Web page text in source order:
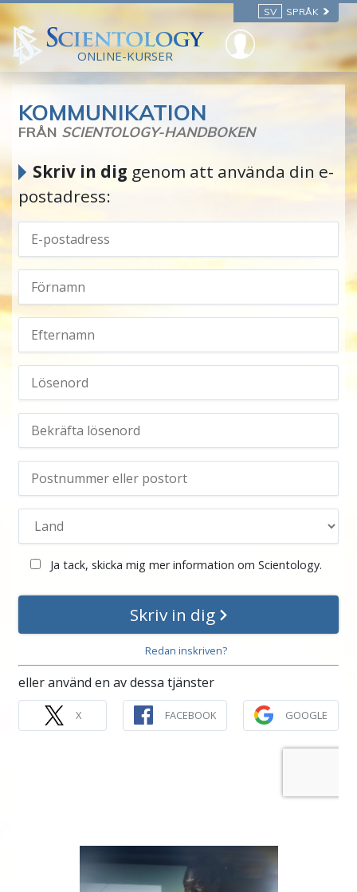
SV SPRÅK
ONLINE-KURSER
KOMMUNIKATION
FRÅN SCIENTOLOGY-HANDBOKEN
Skriv in dig genom att använda din e-
postadress:
Ja tack, skicka mig mer information om Scientology.
Skriv in dig
Redan inskriven?
eller använd en av dessa tjänster
X FACEBOOK GOOGLE